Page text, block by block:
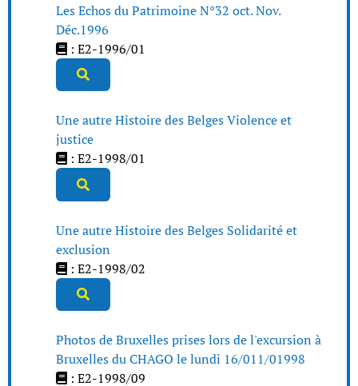
Les Echos du Patrimoine N°32 oct. Nov.
Déc.1996
: E2-1996/01
Une autre Histoire des Belges Violence et
justice
: E2-1998/01
Une autre Histoire des Belges Solidarité et
exclusion
: E2-1998/02
Photos de Bruxelles prises lors de l'excursion à
Bruxelles du CHAGO le lundi 16/011/01998
: E2-1998/09